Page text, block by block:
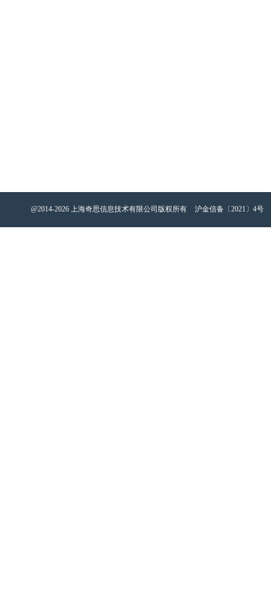
@2014-2026 上海奇思信息技术有限公司版权所有 沪金信备〔2021〕4